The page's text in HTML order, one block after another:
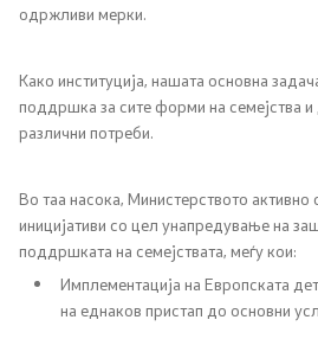
Инспекциски надзор
Инклузија на Роми
Боречко - инвалидска заштита
Демографија и млади
Демографија
одржливи мерки.
Како институција, нашата основна
поддршка за сите форми на семејства
различни потреби.
Во таа насока, Министерството активно
иницијативи со цел унапредување на
поддршката на семејствата, меѓу кои:
Имплементација на Европската
на еднаков пристап до основни